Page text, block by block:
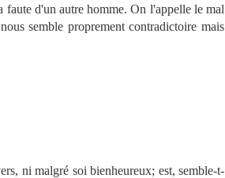
d'un autre homme. On l'appelle le mal
semble proprement contradictoire mais
ni malgré soi bienheureux; est, semble-t-